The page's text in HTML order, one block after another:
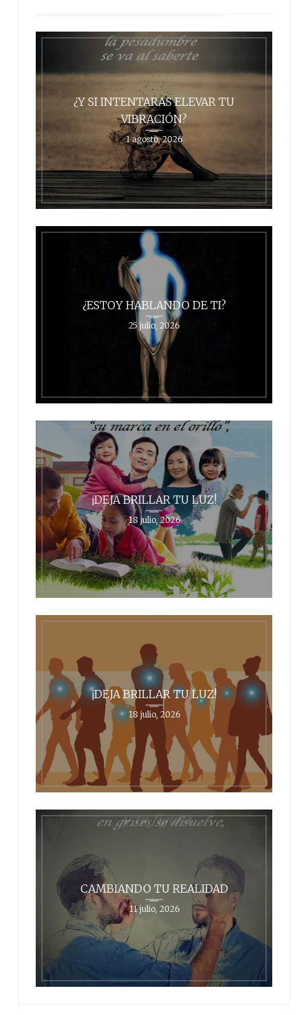
¿Y SI INTENTARAS ELEVAR TU
VIBRACIÓN?
1 agosto, 2026
¿ESTOY HABLANDO DE TI?
25 julio, 2026
¡DEJA BRILLAR TU LUZ!
18 julio, 2026
¡DEJA BRILLAR TU LUZ!
18 julio, 2026
CAMBIANDO TU REALIDAD
11 julio, 2026